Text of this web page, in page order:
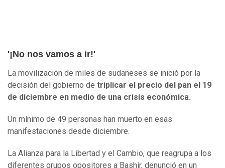
'¡No nos vamos a ir!'
La movilización de miles de sudaneses se inició por la
decisión del gobierno de triplicar el precio del pan el 19
de diciembre en medio de una crisis económica.
Un mínimo de 49 personas han muerto en esas
manifestaciones desde diciembre.
La Alianza para la Libertad y el Cambio, que reagrupa a los
diferentes grupos opositores a Bashir, denunció en un